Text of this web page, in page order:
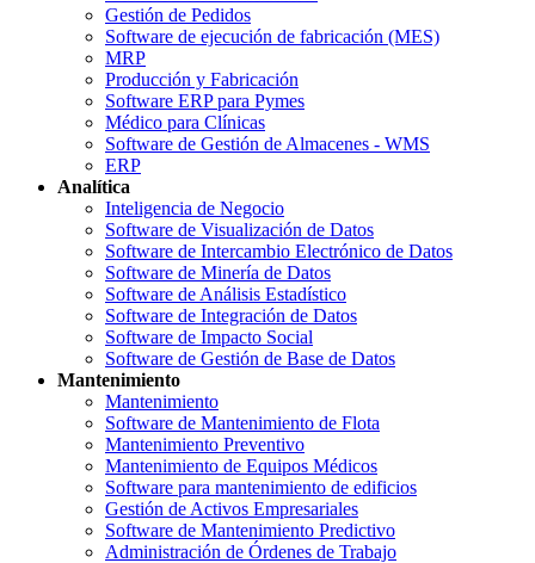
Gestión de Pedidos
Software de ejecución de fabricación (MES)
MRP
Producción y Fabricación
Software ERP para Pymes
Médico para Clínicas
Software de Gestión de Almacenes - WMS
ERP
Analítica
Inteligencia de Negocio
Software de Visualización de Datos
Software de Intercambio Electrónico de Datos
Software de Minería de Datos
Software de Análisis Estadístico
Software de Integración de Datos
Software de Impacto Social
Software de Gestión de Base de Datos
Mantenimiento
Mantenimiento
Software de Mantenimiento de Flota
Mantenimiento Preventivo
Mantenimiento de Equipos Médicos
Software para mantenimiento de edificios
Gestión de Activos Empresariales
Software de Mantenimiento Predictivo
Administración de Órdenes de Trabajo